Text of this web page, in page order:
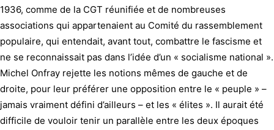
1936, comme de la CGT réunifiée et de nombreuses
associations qui appartenaient au Comité du rassemblement
populaire, qui entendait, avant tout, combattre le fascisme et
ne se reconnaissait pas dans l’idée d’un « socialisme national ».
Michel Onfray rejette les notions mêmes de gauche et de
droite, pour leur préférer une opposition entre le « peuple » –
jamais vraiment défini d’ailleurs – et les « élites ». Il aurait été
difficile de vouloir tenir un parallèle entre les deux époques